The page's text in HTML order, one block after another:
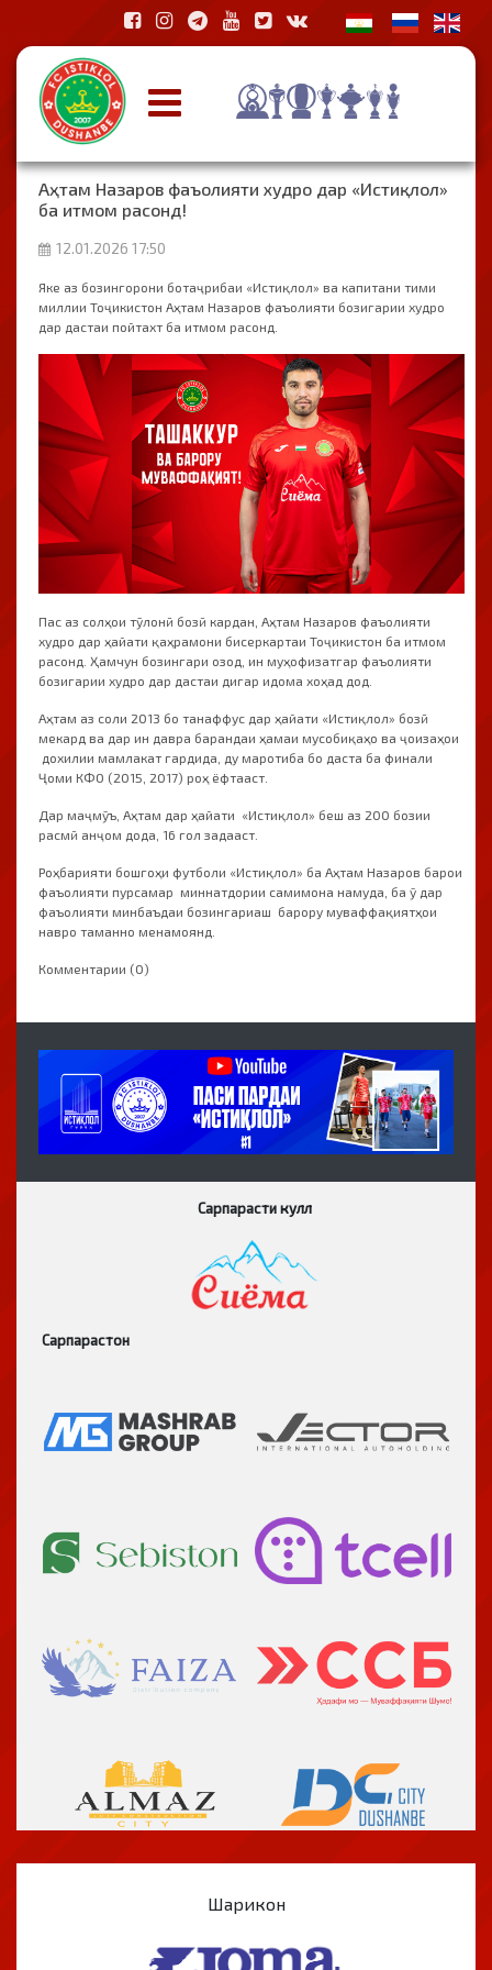
Аҳтам Назаров фаъолияти худро дар «Истиқлол»
ба итмом расонд!
12.01.2026 17:50
Яке аз бозингорони ботаҷрибаи «Истиқлол» ва капитани тими
миллии Тоҷикистон Аҳтам Назаров фаъолияти бозигарии худро
дар дастаи пойтахт ба итмом расонд.
Пас аз солҳои тӯлонӣ бозӣ кардан, Аҳтам Назаров фаъолияти
худро дар ҳайати қаҳрамони бисеркартаи Тоҷикистон ба итмом
расонд. Ҳамчун бозингари озод, ин муҳофизатгар фаъолияти
бозигарии худро дар дастаи дигар идома хоҳад дод.
Аҳтам аз соли 2013 бо танаффус дар ҳайати «Истиқлол» бозӣ
мекард ва дар ин давра барандаи ҳамаи мусобиқаҳо ва ҷоизаҳои
дохилии мамлакат гардида, ду маротиба бо даста ба финали
Ҷоми КФО (2015, 2017) роҳ ёфтааст.
Дар маҷмӯъ, Аҳтам дар ҳайати «Истиқлол» беш аз 200 бозии
расмӣ анҷом дода, 16 гол задааст.
Роҳбарияти бошгоҳи футболи «Истиқлол» ба Аҳтам Назаров барои
фаъолияти пурсамар миннатдории самимона намуда, ба ӯ дар
фаъолияти минбаъдаи бозингариаш барору муваффақиятҳои
навро таманно менамоянд.
Комментарии (0)
Сарпарасти кулл
Сарпарастон
Шарикон